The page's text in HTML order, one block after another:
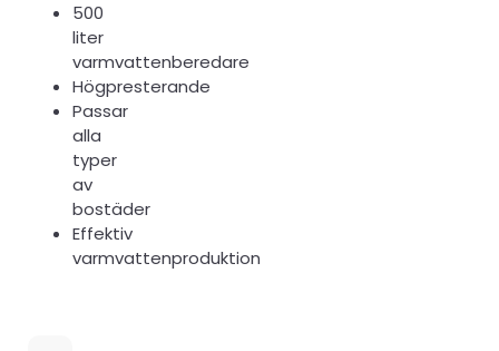
500
liter
varmvattenberedare
Högpresterande
Passar
alla
typer
av
bostäder
Effektiv
varmvattenproduktion